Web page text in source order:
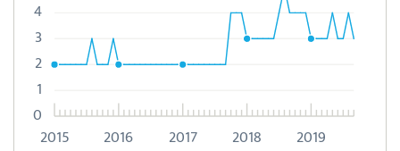
2015 2016 2017 2018 2019
0
1
2
3
4